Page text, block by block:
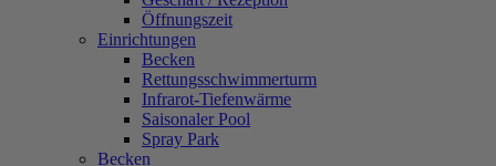
Öffnungszeit
Einrichtungen
Becken
Rettungsschwimmerturm
Infrarot-Tiefenwärme
Saisonaler Pool
Spray Park
Becken